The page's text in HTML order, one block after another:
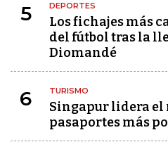
5 DEPORTES
Los fichajes más
del fútbol tras la
Diomandé
6 TURISMO
Singapur lidera el
pasaportes más